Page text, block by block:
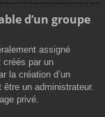
d’un groupe
assigné
créés par un
la création d’un
un administrateur.
privé.